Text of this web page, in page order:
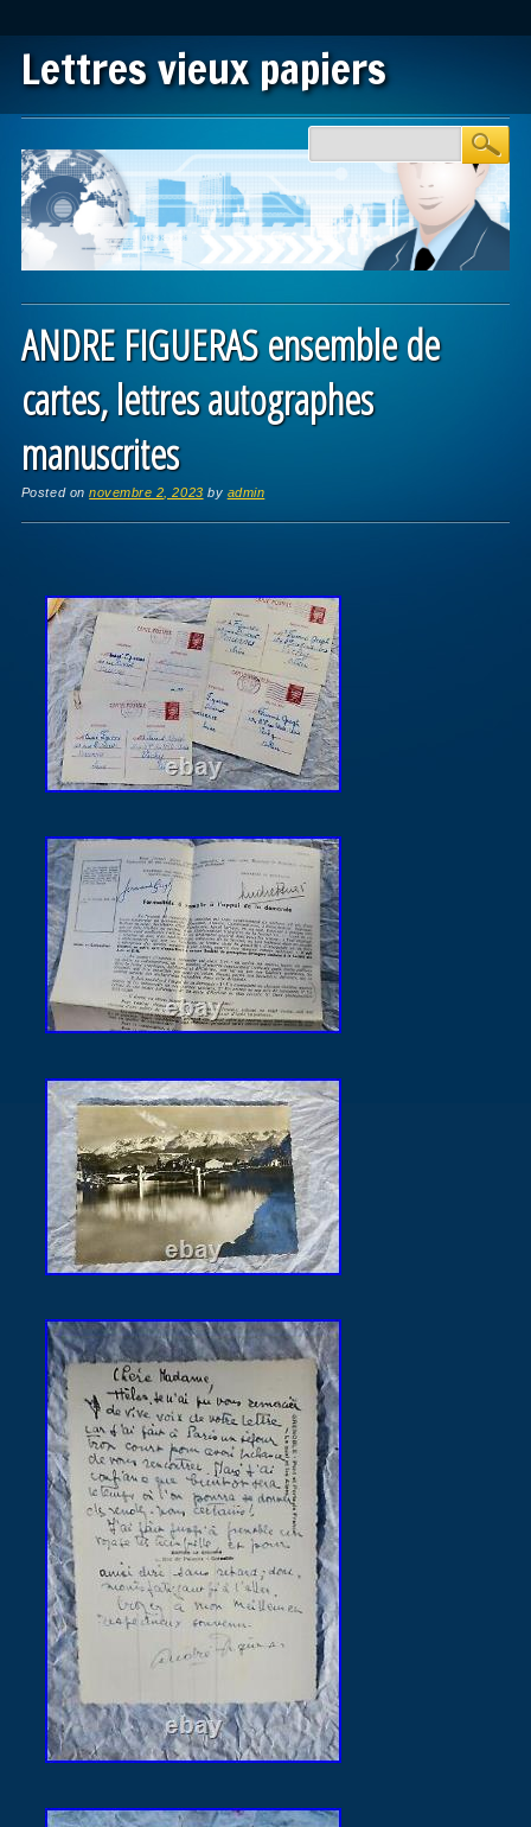
Lettres vieux papiers
Main menu
ANDRE FIGUERAS ensemble de
cartes, lettres autographes
manuscrites
Posted onnovembre 2, 2023 by admin